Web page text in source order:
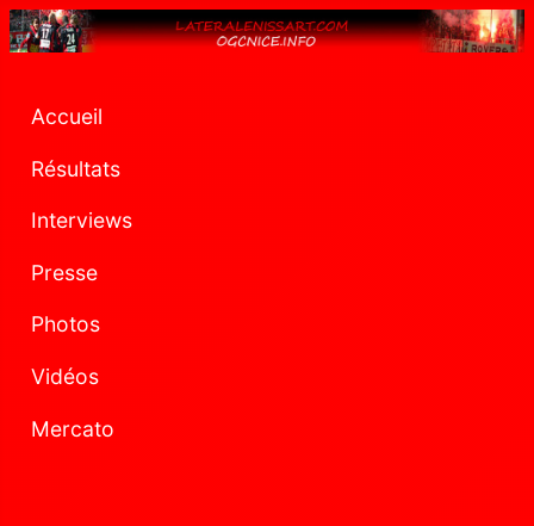
Accueil
Résultats
Interviews
Presse
Photos
Vidéos
Mercato